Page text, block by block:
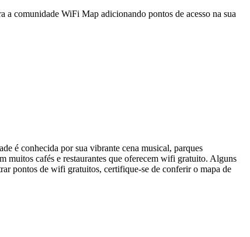
comunidade WiFi Map adicionando pontos de acesso na sua
é conhecida por sua vibrante cena musical, parques
muitos cafés e restaurantes que oferecem wifi gratuito. Alguns
pontos de wifi gratuitos, certifique-se de conferir o mapa de